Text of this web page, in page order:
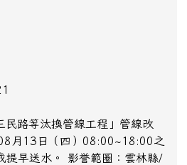
民路等汰換管線工程」管線改
月13日（四）08:00~18:00之
提早送水。 影誉範圈：雲林縣/